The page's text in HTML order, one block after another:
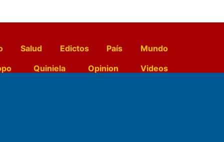
Salud Edictos País
Mundo
Quiniela Opinion
Videos